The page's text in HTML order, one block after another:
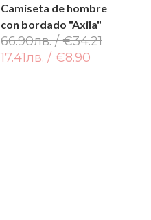
Camiseta de hombre
con bordado "Axila"
66.90лв. / €34.21
17.41лв. / €8.90